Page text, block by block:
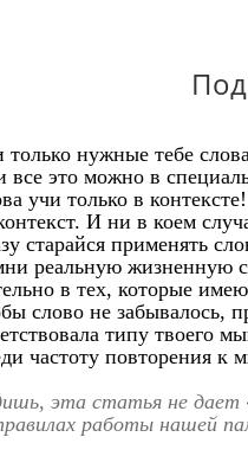
только нужные тебе
все это можно в
учи только в
И ни в коем
старайся применять
реальную жизненную
в тех, которые
слово не забывалось,
типу твоего
частоту повторения к
эта статья не дает
работы нашей